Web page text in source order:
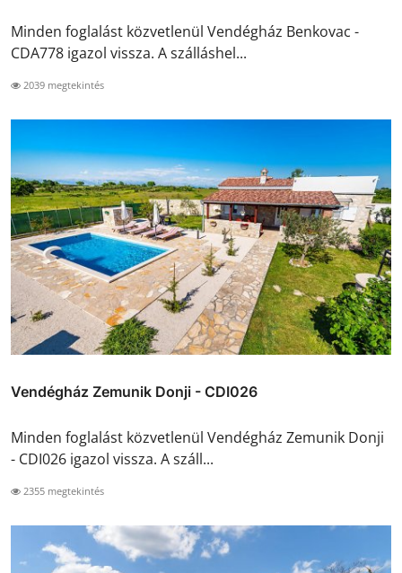
Minden foglalást közvetlenül Vendégház Benkovac -
CDA778 igazol vissza. A szálláshel...
2039 megtekintés
Vendégház Zemunik Donji - CDI026
Minden foglalást közvetlenül Vendégház Zemunik Donji
- CDI026 igazol vissza. A száll...
2355 megtekintés